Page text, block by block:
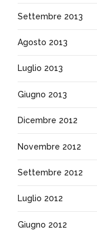
Settembre 2013
Agosto 2013
Luglio 2013
Giugno 2013
Dicembre 2012
Novembre 2012
Settembre 2012
Luglio 2012
Giugno 2012